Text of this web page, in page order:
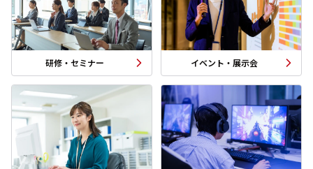
プロジェクター ペンタブレット
展示会・オフィス什器 周辺機器
ソフトウェア・オプショ
ン
サービス・ソリューション
標準サービス 安心補償プラン
資料ダウンロード
研修・セミナー イベント・展示会